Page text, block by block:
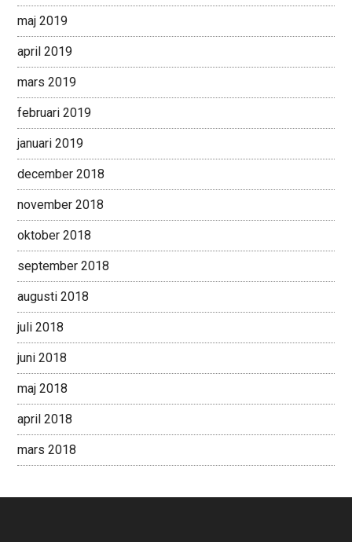
maj 2019
april 2019
mars 2019
februari 2019
januari 2019
december 2018
november 2018
oktober 2018
september 2018
augusti 2018
juli 2018
juni 2018
maj 2018
april 2018
mars 2018